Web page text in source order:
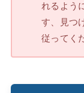
れるよう
す、見つ
従ってく